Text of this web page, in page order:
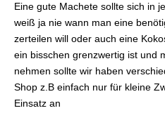
Eine gute Machete sollte sich in
weiß ja nie wann man eine
zerteilen will oder auch eine
ein bisschen grenzwertig ist und
nehmen sollte wir haben
Shop z.B einfach nur für kleine
Einsatz an